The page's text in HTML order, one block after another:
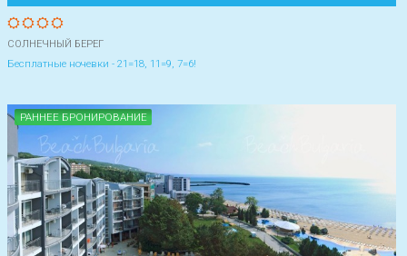
СОЛНЕЧНЫЙ БЕРЕГ
Бесплатные ночевки - 21=18, 11=9, 7=6!
РАННЕЕ БРОНИРОВАНИЕ